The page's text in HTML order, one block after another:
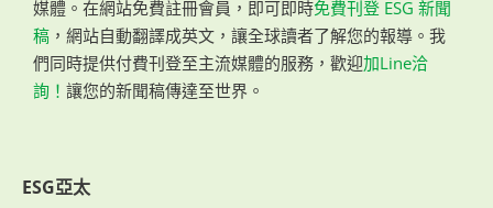
媒體。在網站免費註冊會員，即可即時免費刊登 ESG 新聞
稿 ，網站自動翻譯成英文，讓全球讀者了解您的報導。我
們同時提供付費刊登至主流媒體的服務，歡迎加Line洽
詢！ 讓您的新聞稿傳達至世界。
ESG亞太